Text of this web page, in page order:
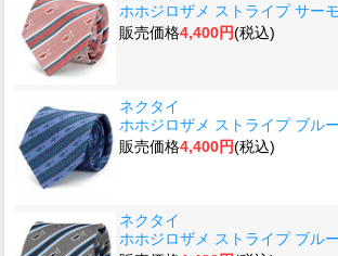
ホホジロザメ ストライプ サー
販売価格4,400円(税込)
ネクタイ
ホホジロザメ ストライプ ブル
販売価格4,400円(税込)
ネクタイ
ホホジロザメ ストライプ ブル